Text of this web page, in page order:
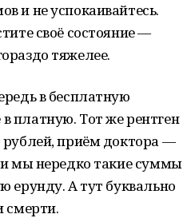
и не успокаивайтесь.
своё состояние —
тяжелее.
в бесплатную
платную. Тот же рентген
рублей, приём доктора —
мы нередко такие суммы
ерунду. А тут буквально
смерти.